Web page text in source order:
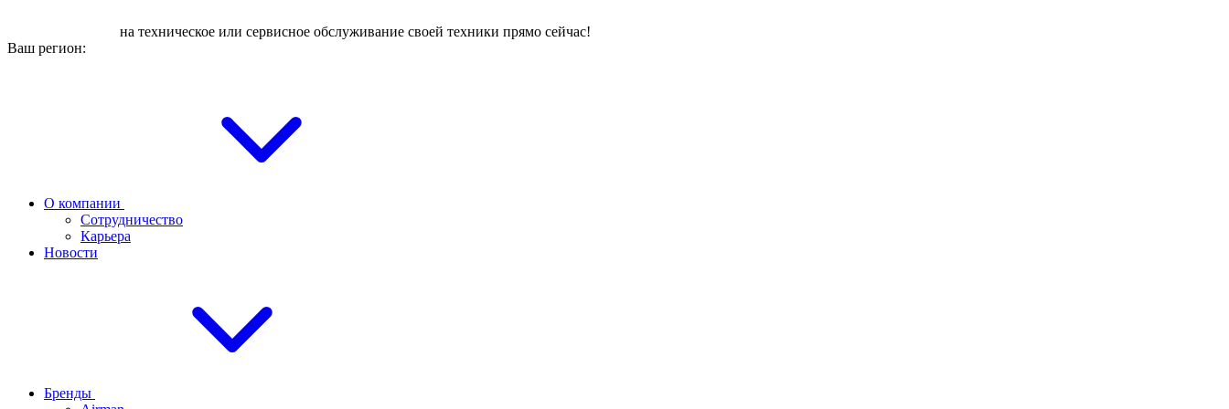
на техническое или сервисное обслуживание своей техники прямо сейчас!
Ваш регион:
О компании
Сотрудничество
Карьера
Новости
Бренды